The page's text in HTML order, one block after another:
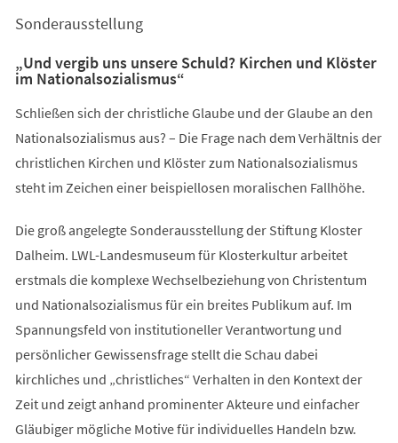
neuen
Sonderausstellung
„Und vergib uns unsere Schuld? Kirchen und Klöster
im Nationalsozialismus“
Schließen sich der christliche Glaube und der Glaube an den
Nationalsozialismus aus? – Die Frage nach dem Verhältnis der
christlichen Kirchen und Klöster zum Nationalsozialismus
steht im Zeichen einer beispiellosen moralischen Fallhöhe.
Die groß angelegte Sonderausstellung der Stiftung Kloster
Dalheim. LWL-Landesmuseum für Klosterkultur arbeitet
erstmals die komplexe Wechselbeziehung von Christentum
und Nationalsozialismus für ein breites Publikum auf. Im
Spannungsfeld von institutioneller Verantwortung und
persönlicher Gewissensfrage stellt die Schau dabei
kirchliches und „christliches“ Verhalten in den Kontext der
Zeit und zeigt anhand prominenter Akteure und einfacher
Gläubiger mögliche Motive für individuelles Handeln bzw.